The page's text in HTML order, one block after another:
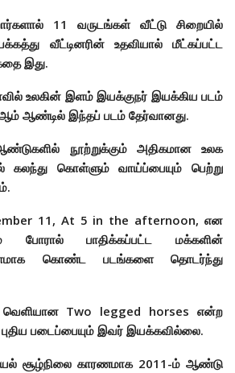
11 வருடங்கள் வீட்டு சிறையில்
வீட்டினரின் உதவியால் மீட்கப்பட்ட
இது.
உலகின் இளம் இயக்குநர் இயக்கிய படம்
ஆம் ஆண்டில் இந்தப் படம் தேர்வானது.
நூற்றுக்கும் அதிகமான உலக
கலந்து கொள்ளும் வாய்ப்பையும் பெற்று
11, At 5 in the afternoon, என
போரால் பாதிக்கப்பட்ட மக்களின்
கொண்ட படங்களை தொடர்ந்து
Two legged horses என்ற
புதிய படைப்பையும் இவர் இயக்கவில்லை.
சூழ்நிலை காரணமாக 2011-ம் ஆண்டு